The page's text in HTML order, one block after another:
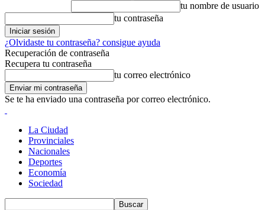
tu nombre de usuario
tu contraseña
¿Olvidaste tu contraseña? consigue ayuda
Recuperación de contraseña
Recupera tu contraseña
tu correo electrónico
Se te ha enviado una contraseña por correo electrónico.
La Ciudad
Provinciales
Nacionales
Deportes
Economía
Sociedad